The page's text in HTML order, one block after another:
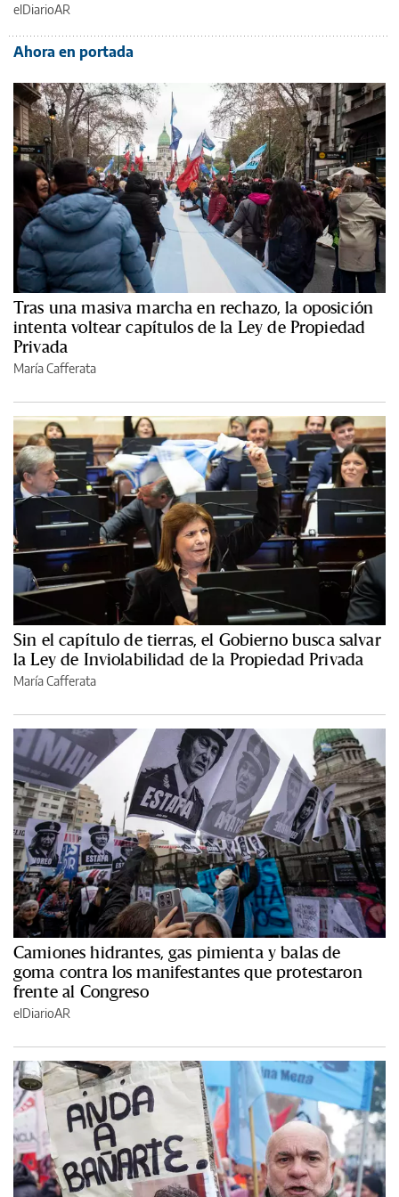
elDiarioAR
Ahora en portada
Tras una masiva marcha en rechazo, la oposición
intenta voltear capítulos de la Ley de Propiedad
Privada
María Cafferata
Sin el capítulo de tierras, el Gobierno busca salvar
la Ley de Inviolabilidad de la Propiedad Privada
María Cafferata
Camiones hidrantes, gas pimienta y balas de
goma contra los manifestantes que protestaron
frente al Congreso
elDiarioAR